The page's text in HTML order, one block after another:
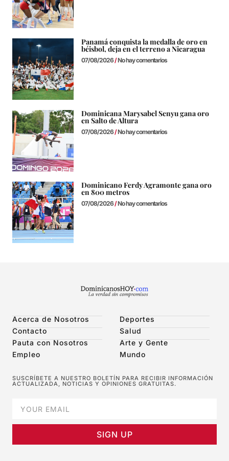
Panamá conquista la medalla de oro en
béisbol, deja en el terreno a Nicaragua
07/08/2026 No hay comentarios
Dominicana Marysabel Senyu gana oro
en Salto de Altura
07/08/2026 No hay comentarios
Dominicano Ferdy Agramonte gana oro
en 800 metros
07/08/2026 No hay comentarios
Acerca de Nosotros
Contacto
Pauta con Nosotros
Empleo
Deportes
Salud
Arte y Gente
Mundo
SUSCRÍBETE A NUESTRO BOLETÍN PARA RECIBIR INFORMACIÓN
ACTUALIZADA, NOTICIAS Y OPINIONES GRATUITAS.
SIGN UP